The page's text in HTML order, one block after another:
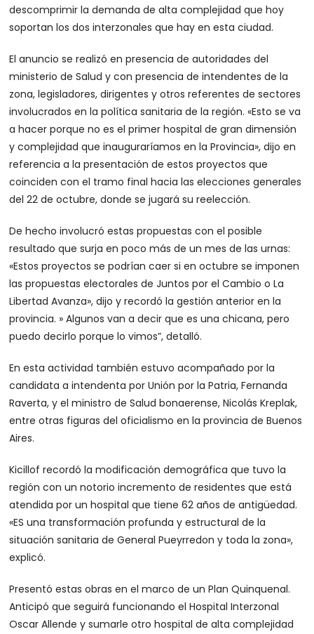
descomprimir la demanda de alta complejidad que hoy
soportan los dos interzonales que hay en esta ciudad.
El anuncio se realizó en presencia de autoridades del
ministerio de Salud y con presencia de intendentes de la
zona, legisladores, dirigentes y otros referentes de sectores
involucrados en la política sanitaria de la región. «Esto se va
a hacer porque no es el primer hospital de gran dimensión
y complejidad que inauguraríamos en la Provincia», dijo en
referencia a la presentación de estos proyectos que
coinciden con el tramo final hacia las elecciones generales
del 22 de octubre, donde se jugará su reelección.
De hecho involucró estas propuestas con el posible
resultado que surja en poco más de un mes de las urnas:
«Estos proyectos se podrían caer si en octubre se imponen
las propuestas electorales de Juntos por el Cambio o La
Libertad Avanza», dijo y recordó la gestión anterior en la
provincia. » Algunos van a decir que es una chicana, pero
puedo decirlo porque lo vimos”, detalló.
En esta actividad también estuvo acompañado por la
candidata a intendenta por Unión por la Patria, Fernanda
Raverta, y el ministro de Salud bonaerense, Nicolás Kreplak,
entre otras figuras del oficialismo en la provincia de Buenos
Aires.
Kicillof recordó la modificación demográfica que tuvo la
región con un notorio incremento de residentes que está
atendida por un hospital que tiene 62 años de antigüedad.
«ES una transformación profunda y estructural de la
situación sanitaria de General Pueyrredon y toda la zona»,
explicó.
Presentó estas obras en el marco de un Plan Quinquenal.
Anticipó que seguirá funcionando el Hospital Interzonal
Oscar Allende y sumarle otro hospital de alta complejidad